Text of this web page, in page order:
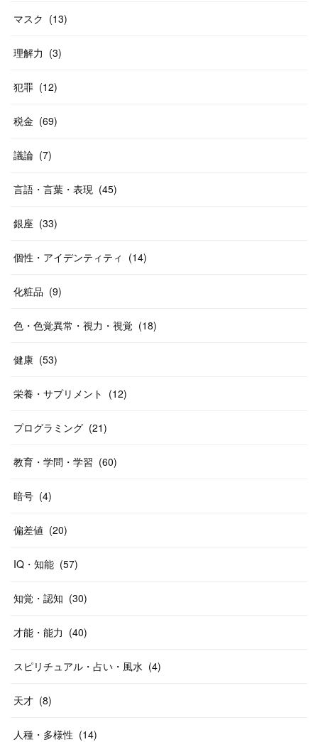
マスク (13)
理解力 (3)
犯罪 (12)
税金 (69)
議論 (7)
言語・言葉・表現 (45)
銀座 (33)
個性・アイデンティティ (14)
化粧品 (9)
色・色覚異常・視力・視覚 (18)
健康 (53)
栄養・サプリメント (12)
プログラミング (21)
教育・学問・学習 (60)
暗号 (4)
偏差値 (20)
IQ・知能 (57)
知覚・認知 (30)
才能・能力 (40)
スピリチュアル・占い・風水 (4)
天才 (8)
人種・多様性 (14)